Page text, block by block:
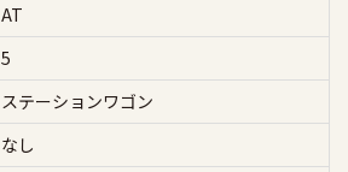
AT
5
ステーションワゴン
なし